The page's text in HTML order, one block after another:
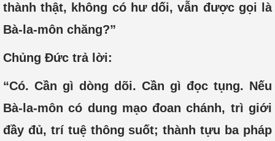
thành thật, không có hư dối, vẫn được gọi là
Bà-la-môn chăng?”
Chủng Đức trả lời:
“Có. Cần gì dòng dõi. Cần gì đọc tụng. Nếu
Bà-la-môn có dung mạo đoan chánh, trì giới
đầy đủ, trí tuệ thông suốt; thành tựu ba pháp